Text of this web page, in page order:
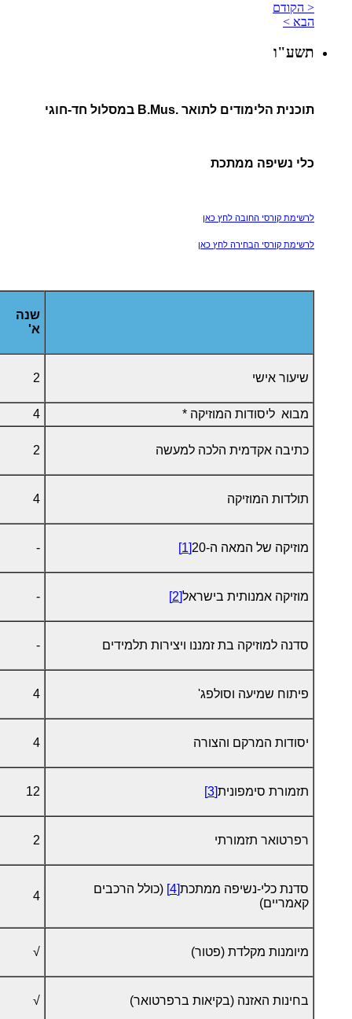
< הקודם
הבא >
תשע"ו
תוכנית הלימודים לתואר .B.Mus במסלול חד-חוגי
כלי נשיפה ממתכת
לרשימת קורסי החובה לחץ כאן
לרשימת קורסי הבחירה לחץ כאן
שנה
א'
שיעור אישי 2
מבוא ליסודות המוזיקה * 4
כתיבה אקדמית הלכה למעשה 2
תולדות המוזיקה 4
מוזיקה של המאה ה-20 [1]
-
מוזיקה אמנותית בישראל[2]
-
סדנה למוזיקה בת זמננו ויצירות תלמידים -
פיתוח שמיעה וסולפג' 4
יסודות המרקם והצורה 4
תזמורת סימפונית[3]
12
רפרטואר תזמורתי 2
סדנת כלי-נשיפה ממתכת[4]
(כולל הרכבים
קאמריים)
4
מיומנות מקלדת (פטור) √
בחינות האזנה (בקיאות ברפרטואר) √